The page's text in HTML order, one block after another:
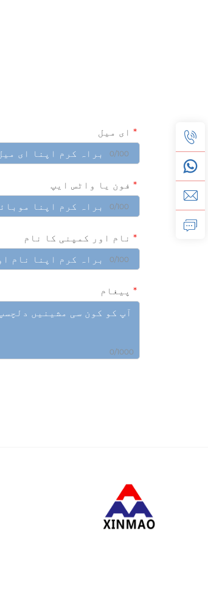
ای میل
0/100
فون یا واٹس ایپ
0/100
نام اور کمپنی کا نام
0/100
پیغام
0/1000